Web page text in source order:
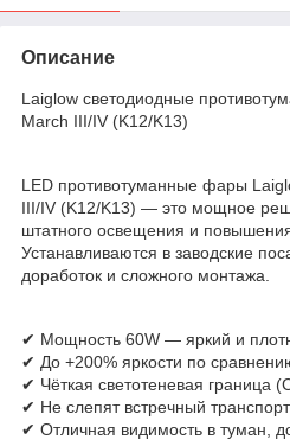
Описание
Laiglow светодиодные
March III/IV (K12/K13)
LED противотуманные фары
III/IV (K12/K13) — это мощное
штатного освещения и
Устанавливаются в заводские
доработок и сложного монтажа.
✔ Мощность 60W — яркий и
✔ До +200% яркости по
✔ Чёткая светотеневая граница
✔ Не слепят встречный транспорт
✔ Отличная видимость в туман,